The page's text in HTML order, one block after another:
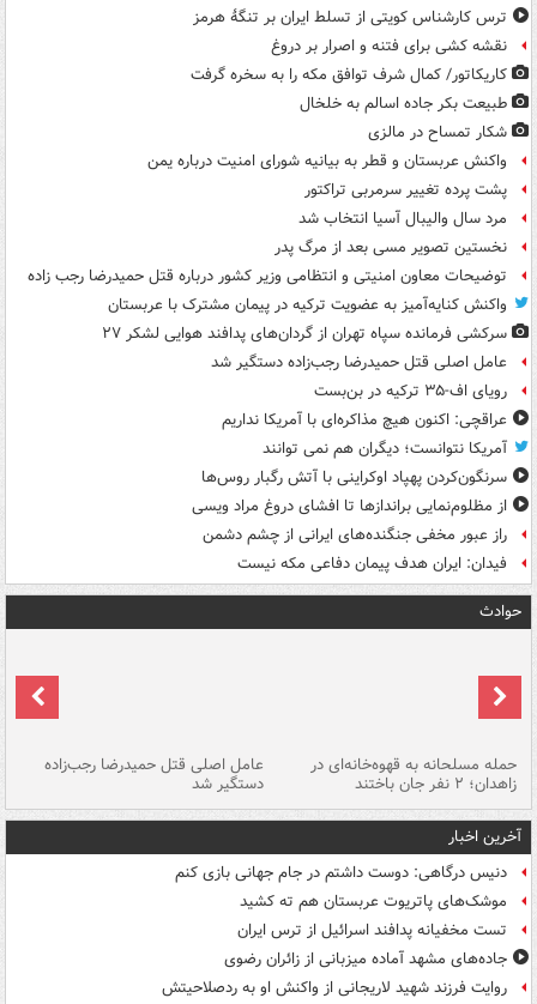
ترس کارشناس کویتی از تسلط ایران بر تنگۀ هرمز
نقشه کشی برای فتنه و اصرار بر دروغ
کاریکاتور/ کمال شرف توافق مکه را به سخره گرفت
طبیعت بکر جاده اسالم به خلخال
شکار تمساح در مالزی
واکنش عربستان و قطر به بیانیه شورای امنیت درباره یمن
پشت پرده تغییر سرمربی تراکتور
مرد سال والیبال آسیا انتخاب شد
نخستین تصویر مسی بعد از مرگ پدر
توضیحات معاون امنیتی و انتظامی وزیر کشور درباره قتل حمیدرضا رجب زاده
واکنش کنایه‌آمیز به عضویت ترکیه در پیمان مشترک با عربستان
سرکشی فرمانده سپاه تهران از گردان‌های پدافند هوایی لشکر ۲۷
عامل اصلی قتل حمیدرضا رجب‌زاده دستگیر شد
رویای اف-۳۵ ترکیه در بن‌بست
عراقچی: اکنون هیچ مذاکره‌ای با آمریکا نداریم
آمریکا نتوانست؛ دیگران هم نمی توانند
سرنگون‌کردن پهپاد اوکراینی با آتش رگبار روس‌ها
از مظلوم‌نمایی براندازها تا افشای دروغ مراد ویسی
راز عبور مخفی جنگنده‌های ایرانی از چشم دشمن
فیدان: ایران هدف پیمان دفاعی مکه نیست
حوادث
حمله مسلحانه به قهوه‌خانه‌ای در
زاهدان؛ ۲ نفر جان باختند
عامل اصلی قتل حمیدرضا رجب‌زاده
دستگیر شد
آخرین اخبار
دنیس درگاهی: دوست داشتم در جام جهانی بازی کنم
موشک‌های پاتریوت عربستان هم ته‌ کشید
تست مخفیانه پدافند اسرائیل از ترس ایران
جاده‌های مشهد آماده میزبانی از زائران رضوی
روایت فرزند شهید لاریجانی از واکنش او به ردصلاحیتش